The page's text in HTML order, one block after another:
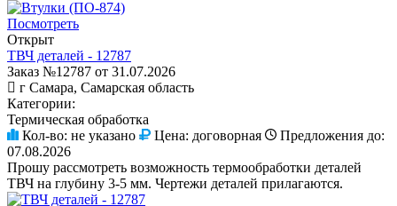
Посмотреть
Открыт
ТВЧ деталей - 12787
Заказ №12787 от 31.07.2026
г Самара, Самарская область
Категории:
Термическая обработка
Кол-во: не указано Цена: договорная
Предложения до:
07.08.2026
Прошу рассмотреть возможность термообработки деталей
ТВЧ на глубину 3-5 мм. Чертежи деталей прилагаются.